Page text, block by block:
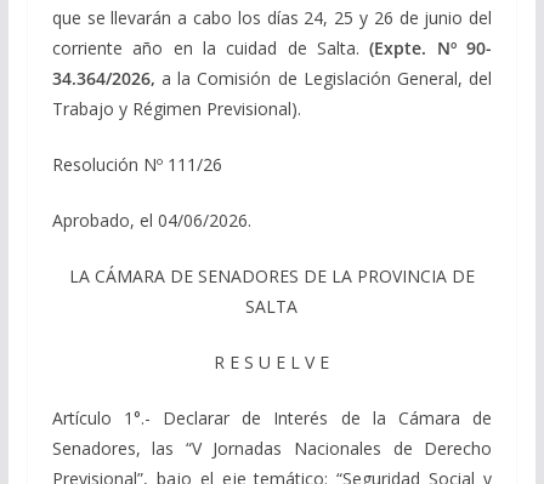
que se llevarán a cabo los días 24, 25 y 26 de junio del
corriente año en la cuidad de Salta.(Expte. Nº 90-
34.364/2026, a la Comisión de Legislación General, del
Trabajo y Régimen Previsional).
Resolución Nº 111/26
Aprobado, el 04/06/2026.
LA CÁMARA DE SENADORES DE LA PROVINCIA DE
SALTA
R E S U E L V E
Artículo 1°.- Declarar de Interés de la Cámara de
Senadores, las “V Jornadas Nacionales de Derecho
Previsional”, bajo el eje temático: “Seguridad Social y